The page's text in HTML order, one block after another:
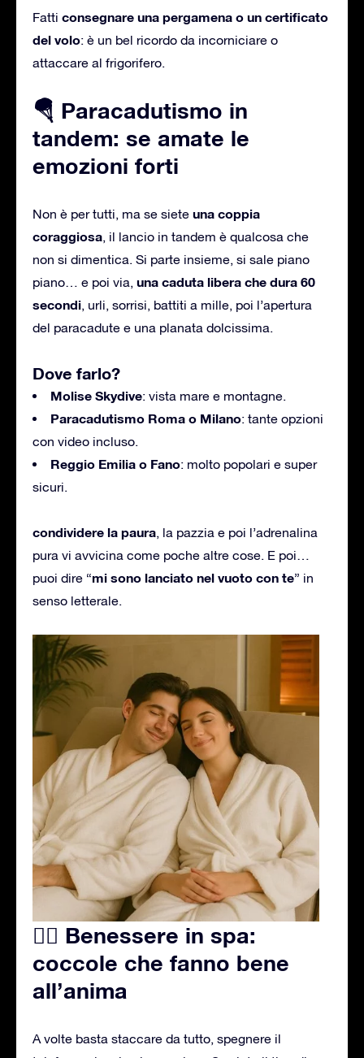
Fatti consegnare una pergamena o un certificato
del volo: è un bel ricordo da incorniciare o
attaccare al frigorifero.
🪂 Paracadutismo in
tandem: se amate le
emozioni forti
Non è per tutti, ma se siete una coppia
coraggiosa, il lancio in tandem è qualcosa che
non si dimentica. Si parte insieme, si sale piano
piano… e poi via, una caduta libera che dura 60
secondi, urli, sorrisi, battiti a mille, poi l’apertura
del paracadute e una planata dolcissima.
Dove farlo?
Molise Skydive: vista mare e montagne.
Paracadutismo Roma o Milano: tante opzioni
con video incluso.
Reggio Emilia o Fano: molto popolari e super
sicuri.
condividere la paura, la pazzia e poi l’adrenalina
pura vi avvicina come poche altre cose. E poi…
puoi dire “mi sono lanciato nel vuoto con te” in
senso letterale.
🧖‍♀️ Benessere in spa:
coccole che fanno bene
all’anima
A volte basta staccare da tutto, spegnere il